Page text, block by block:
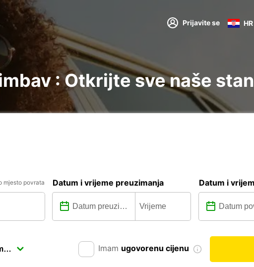
Prijavite se HR
: Otkrijte sve naše
mjesto povrata Datum i vrijeme preuzimanja Datum i
Imam ugovorenu cijenu